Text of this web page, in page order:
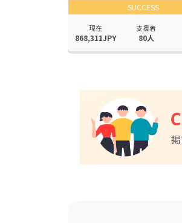
SUCCESS
現在
868,311JPY
支援者
80人